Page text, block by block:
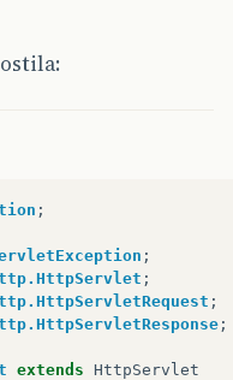
;
;
;
;
;
extends HttpServlet